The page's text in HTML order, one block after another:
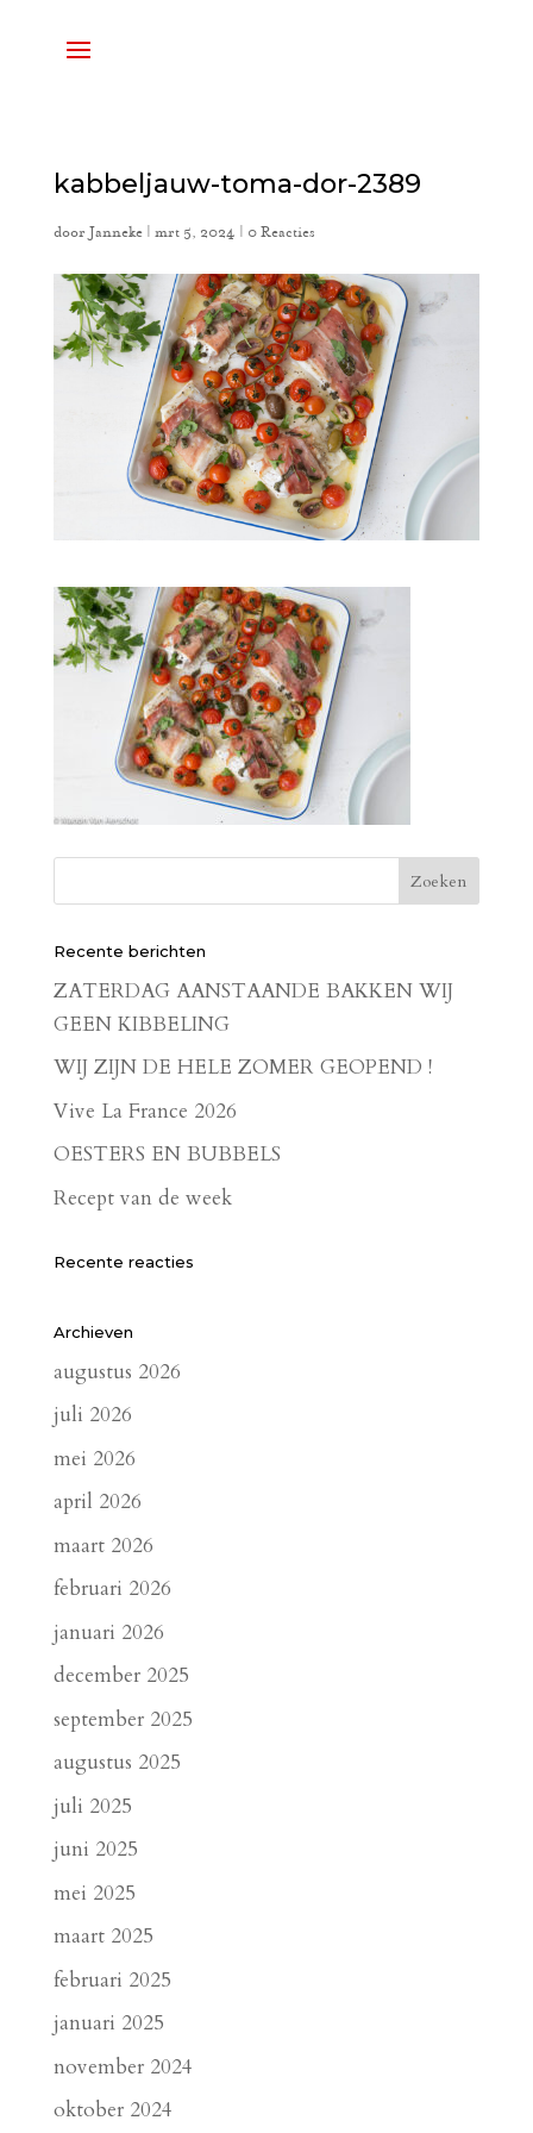
kabbeljauw-toma-dor-2389
door Janneke| mrt 5, 2024 0 Reacties
Recente berichten
ZATERDAG AANSTAANDE BAKKEN WIJ
GEEN KIBBELING
WIJ ZIJN DE HELE ZOMER GEOPEND !
Vive La France 2026
OESTERS EN BUBBELS
Recept van de week
Recente reacties
Archieven
augustus 2026
juli 2026
mei 2026
april 2026
maart 2026
februari 2026
januari 2026
december 2025
september 2025
augustus 2025
juli 2025
juni 2025
mei 2025
maart 2025
februari 2025
januari 2025
november 2024
oktober 2024